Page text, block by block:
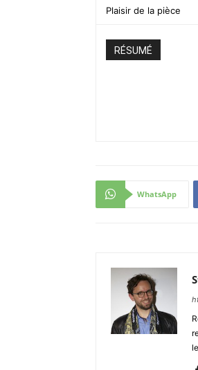
Plaisir de la pièce
RÉSUMÉ
WhatsApp